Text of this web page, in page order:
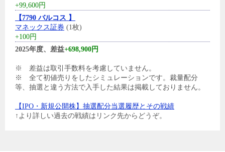
+99,600円
【7790 バルコス 】
マネックス証券 (1枚)
+100円
2025年度、差益+698,900円
※ 差益は取引手数料を考慮していません。
※ 全て初値売りをしたシミュレーションです。裁量配分
等、抽選と違う方法で入手した結果は掲載しておりません。
【IPO・新規公開株】抽選配分当選履歴とその戦績
↑より詳しい過去の戦績はリンク先からどうぞ。